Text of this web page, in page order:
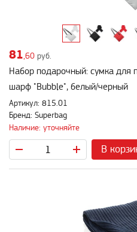
81 ,60 руб.
Набор подарочный: сумка для
шарф "Bubble", белый/черный
Артикул: 815.01
Бренд: Superbag
Наличие: уточняйте
В